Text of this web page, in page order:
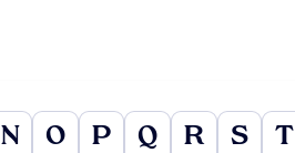
N O P Q R S T